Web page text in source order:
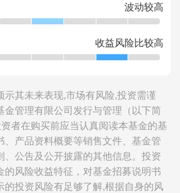
波动较高
收益风险比较高
示其未来表现,市场有风险,投资需谨
金管理有限公司发行与管理（以下简
资者在购买前应当认真阅读本基金的基
、产品资料概要等销售文件、基金管
、公告及公开披露的其他信息。投资
的风险收益特征，对基金招募说明书
的投资风险有足够了解,根据自身的风